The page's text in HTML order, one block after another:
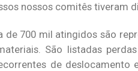
nossos comitês tiveram
de 700 mil atingidos são
São listadas
de